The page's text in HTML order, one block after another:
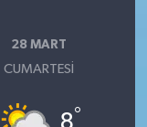
28 MART
CUMARTESI
°